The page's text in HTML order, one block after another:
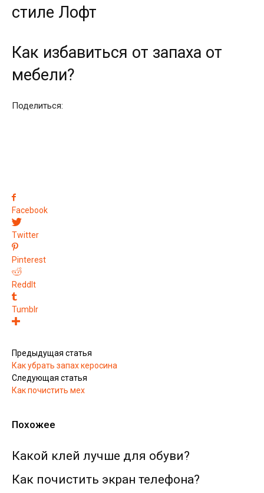
стиле Лофт
Как избавиться от запаха от
мебели?
Поделиться:
Facebook
Twitter
Pinterest
ReddIt
Tumblr
Предыдущая статья
Как убрать запах керосина
Следующая статья
Как почистить мех
Похожее
Какой клей лучше для обуви?
Как почистить экран телефона?